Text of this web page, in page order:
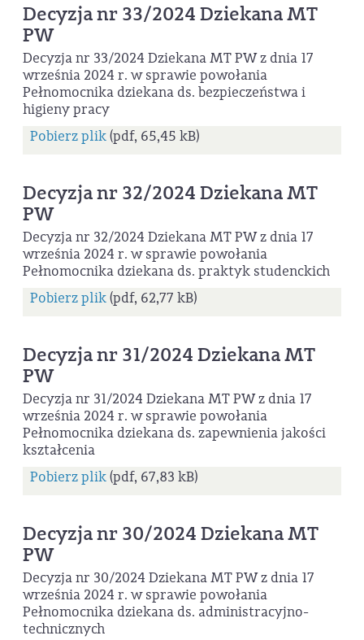
Decyzja nr 33/2024 Dziekana MT
PW
Decyzja nr 33/2024 Dziekana MT PW z dnia 17
września 2024 r. w sprawie powołania
Pełnomocnika dziekana ds. bezpieczeństwa i
higieny pracy
Pobierz plik(pdf, 65,45 kB)
Decyzja nr 32/2024 Dziekana MT
PW
Decyzja nr 32/2024 Dziekana MT PW z dnia 17
września 2024 r. w sprawie powołania
Pełnomocnika dziekana ds. praktyk studenckich
Pobierz plik(pdf, 62,77 kB)
Decyzja nr 31/2024 Dziekana MT
PW
Decyzja nr 31/2024 Dziekana MT PW z dnia 17
września 2024 r. w sprawie powołania
Pełnomocnika dziekana ds. zapewnienia jakości
kształcenia
Pobierz plik(pdf, 67,83 kB)
Decyzja nr 30/2024 Dziekana MT
PW
Decyzja nr 30/2024 Dziekana MT PW z dnia 17
września 2024 r. w sprawie powołania
Pełnomocnika dziekana ds. administracyjno-
technicznych